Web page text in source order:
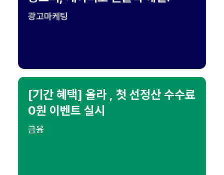
광고마케팅
[기간 혜택] 올라 , 첫 선정산 수수료
0원 이벤트 실시
금융